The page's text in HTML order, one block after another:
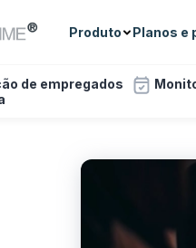
Produto Planos e
de empregados